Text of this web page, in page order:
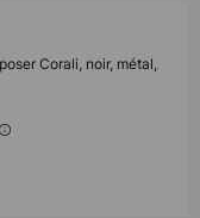
Corali, noir, métal,